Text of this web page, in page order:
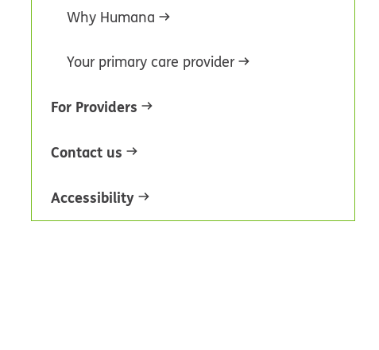
Why Humana
Your primary care provider
For Providers
Contact us
Accessibility